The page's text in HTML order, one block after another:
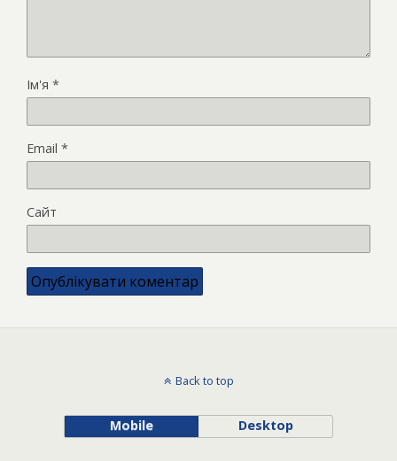
Ім'я *
Email *
Сайт
Back to top
Mobile Desktop